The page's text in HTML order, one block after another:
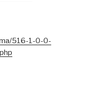
516-1-0-0-